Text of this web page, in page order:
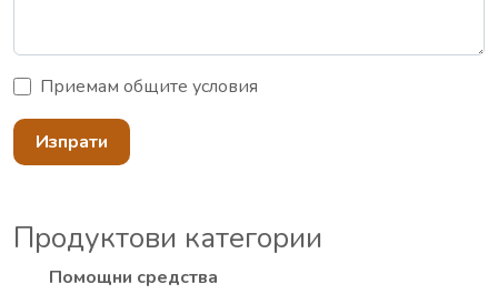
Приемам общите условия
Изпрати
Продуктови категории
Помощни средства